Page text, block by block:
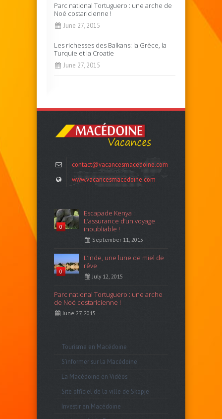
Parc national Tortuguero : une arche de
Noé costaricienne !
June 27, 2015
Les richesses des Balkans: la Grèce, la
Turquie et la Croatie
June 27, 2015
contact@vacancesmacedoine.com
www.vacancesmacedoine.com
0
Escapade Kenya :
L’assurance d’un voyage
inoubliable !
September 11, 2015
0
L’Inde, une lune de miel de
rêve
July 12, 2015
Parc national Tortuguero : une arche
de Noé costaricienne !
June 27, 2015
Tourisme en Macédoine
S’informer sur la Macédoine
La Macédoine en Vidéos
Site officiel de la ville de Skopje
Investir en Macédoine